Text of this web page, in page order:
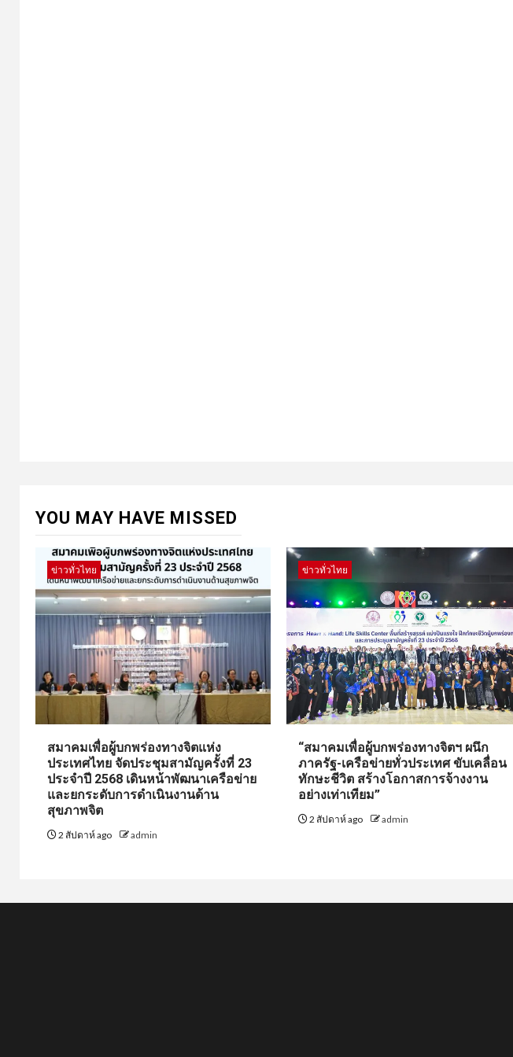
YOU MAY HAVE MISSED
ข่าวทั่วไทย
สมาคมเพื่อผู้บกพร่องทางจิตแห่ง
ประเทศไทย จัดประชุมสามัญครั้งที่ 23
ประจำปี 2568 เดินหน้าพัฒนาเครือข่าย
และยกระดับการดำเนินงานด้าน
สุขภาพจิต
2 สัปดาห์ ago admin
ข่าวทั่วไทย
“สมาคมเพื่อผู้บกพร่องทางจิตฯ ผนึก
ภาครัฐ-เครือข่ายทั่วประเทศ ขับเคลื่อน
ทักษะชีวิต สร้างโอกาสการจ้างงาน
อย่างเท่าเทียม”
2 สัปดาห์ ago admin